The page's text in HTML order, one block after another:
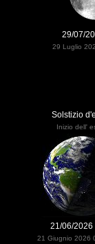
29/07/
29 Luglio
Solstizio
Inizio dell'
21/06/2026
21 Giugnio 2026